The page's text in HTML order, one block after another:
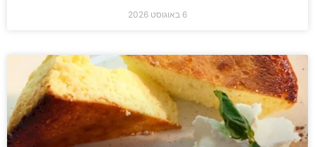
6 באוגוסט 2026